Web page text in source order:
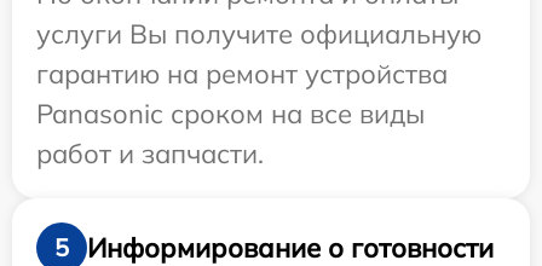
услуги Вы получите официальную
гарантию на ремонт устройства
Panasonic сроком на все виды
работ и запчасти.
5
Информирование о готовности